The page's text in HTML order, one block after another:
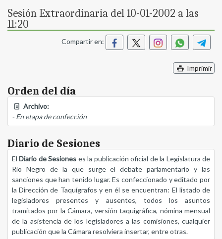
Sesión Extraordinaria del 10-01-2002 a las
11:20
Compartir en:
Imprimir
Orden del día
Archivo:
- En etapa de confección
Diario de Sesiones
ElDiario de Sesiones es la publicación oficial de la Legislatura de
Río Negro de la que surge el debate parlamentario y las
sanciones que han tenido lugar. Es confeccionado y editado por
la Dirección de Taquígrafos y en él se encuentran: El listado de
legisladores presentes y ausentes, todos los asuntos
tramitados por la Cámara, versión taquigráfica, nómina mensual
de la asistencia de los legisladores a las comisiones, cualquier
publicación que la Cámara resolviera insertar, entre otras.